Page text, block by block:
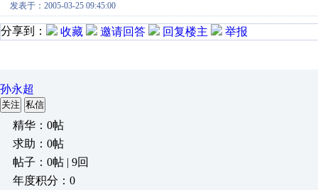
发表于：2005-03-25 09:45:00
分享到： 收藏 邀请回答 回复楼主 举报
孙永超
关注 私信
精华：0帖
求助：0帖
帖子：0帖 | 9回
年度积分：0